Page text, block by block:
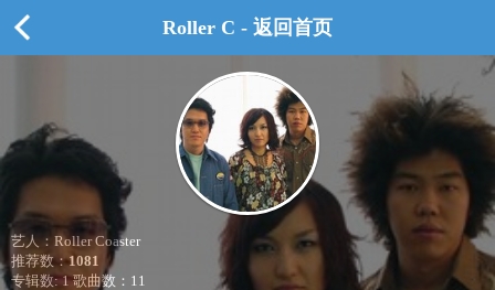
Roller C - 返回首页
艺人：Roller Coaster
推荐数：1081
专辑数: 1 歌曲数：11